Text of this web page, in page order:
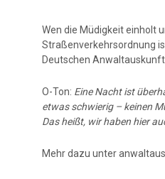
Wen die Müdigkeit einholt
Straßenverkehrsordnung
Deutschen Anwaltauskunft.
O-Ton: Eine Nacht ist
etwas schwierig – keinen
Das heißt, wir haben hier
Mehr dazu unter